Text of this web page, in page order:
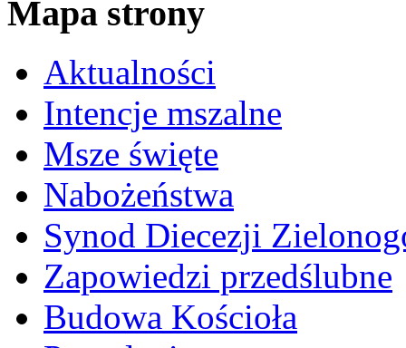
Mapa strony
Aktualności
Intencje mszalne
Msze święte
Nabożeństwa
Synod Diecezji
Zapowiedzi przedślubne
Budowa Kościoła